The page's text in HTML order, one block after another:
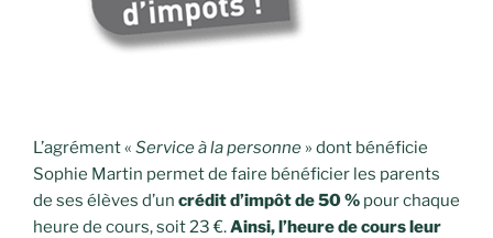
L’agrément « Service à la personne » dont bénéficie
Sophie Martin permet de faire bénéficier les parents
de ses élèves d’un crédit d’impôt de 50 % pour chaque
heure de cours, soit 23 €.Ainsi, l’heure de cours leur